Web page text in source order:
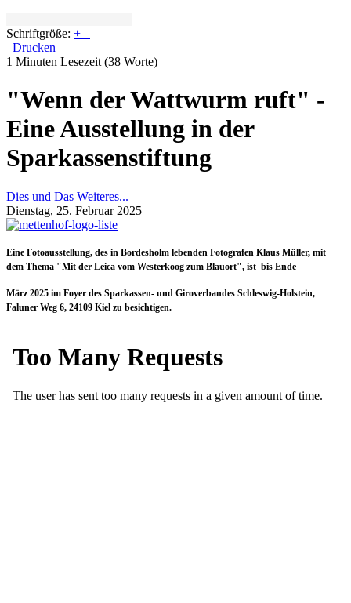
Schriftgröße: + –
Drucken
1 Minuten Lesezeit (38 Worte)
"Wenn der Wattwurm ruft" -
Eine Ausstellung in der
Sparkassenstiftung
Dies und Das Weiteres...
Dienstag, 25. Februar 2025
Eine Fotoausstellung, des in Bordesholm lebenden Fotografen Klaus Müller, mit
dem Thema "Mit der Leica vom Westerkoog zum Blauort", ist bis Ende
März 2025 im Foyer des Sparkassen- und Giroverbandes Schleswig-Holstein,
Faluner Weg 6, 24109 Kiel zu besichtigen.